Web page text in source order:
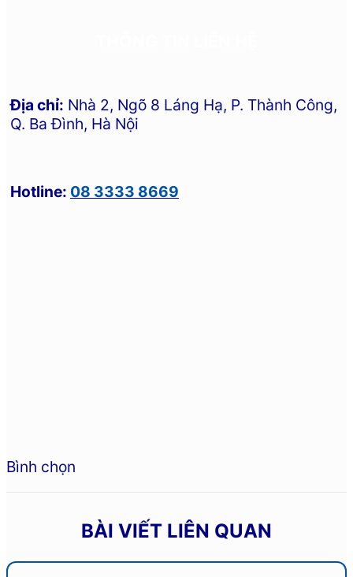
Địa chỉ: Nhà 2, Ngõ 8 Láng Hạ, P. Thành Công,
Q. Ba Đình, Hà Nội
Hotline: 08 3333 8669
Bình chọn
BÀI VIẾT LIÊN QUAN